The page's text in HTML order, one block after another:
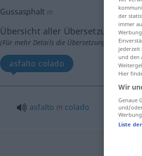
Gussasphalt m
Übersicht aller Übersetzungen
(Für mehr Details die Übersetzung anklicken/
asfalto colado
asfalto m colado
der
immer
jederzeit
und den
Hier
Wir
Genaue
und/
Liste